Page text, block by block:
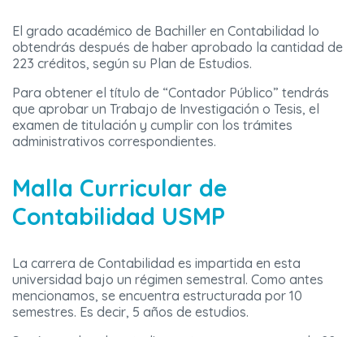
El grado académico de Bachiller en Contabilidad lo
obtendrás después de haber aprobado la cantidad de
223 créditos, según su Plan de Estudios.
Para obtener el título de “Contador Público” tendrás
que aprobar un Trabajo de Investigación o Tesis, el
examen de titulación y cumplir con los trámites
administrativos correspondientes.
Malla Curricular de
Contabilidad USMP
La carrera de Contabilidad es impartida en esta
universidad bajo un régimen semestral. Como antes
mencionamos, se encuentra estructurada por 10
semestres. Es decir, 5 años de estudios.